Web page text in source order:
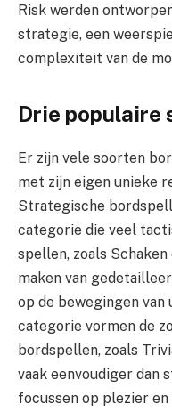
Risk werden
strategie, een
complexiteit van de
Drie populaire
Er zijn vele soorten
met zijn eigen unieke
Strategische
categorie die veel
spellen, zoals
maken van
op de bewegingen van
categorie vormen de
bordspellen, zoals
vaak eenvoudiger dan
focussen op plezier